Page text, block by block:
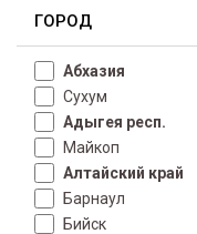
ГОРОД
Абхазия
Сухум
Адыгея респ.
Майкоп
Алтайский край
Барнаул
Бийск